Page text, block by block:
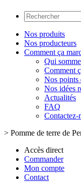
Nos produits
Nos producteurs
Comment ça
Qui
Comment
Nos points
Nos idées
Actualités
FAQ
Contactez-
> Pomme de terre de
Accès direct
Commander
Mon compte
Contact